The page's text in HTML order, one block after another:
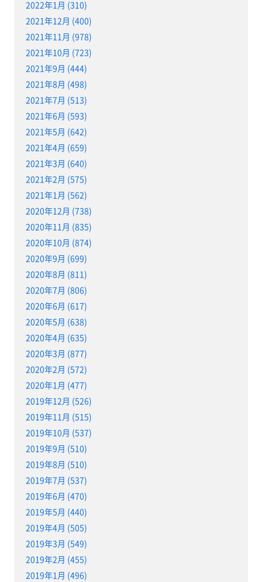
2022年1月 (310)
2021年12月 (400)
2021年11月 (978)
2021年10月 (723)
2021年9月 (444)
2021年8月 (498)
2021年7月 (513)
2021年6月 (593)
2021年5月 (642)
2021年4月 (659)
2021年3月 (640)
2021年2月 (575)
2021年1月 (562)
2020年12月 (738)
2020年11月 (835)
2020年10月 (874)
2020年9月 (699)
2020年8月 (811)
2020年7月 (806)
2020年6月 (617)
2020年5月 (638)
2020年4月 (635)
2020年3月 (877)
2020年2月 (572)
2020年1月 (477)
2019年12月 (526)
2019年11月 (515)
2019年10月 (537)
2019年9月 (510)
2019年8月 (510)
2019年7月 (537)
2019年6月 (470)
2019年5月 (440)
2019年4月 (505)
2019年3月 (549)
2019年2月 (455)
2019年1月 (496)